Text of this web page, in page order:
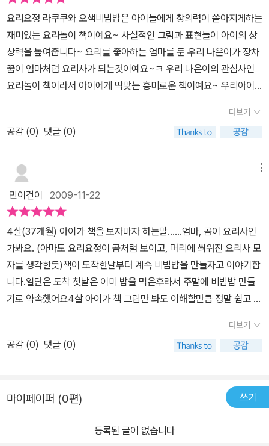
이 따로 무슨 활동할까 고민하지 않아도 될 것 같아요.아이들이 먼저
나서서 비빔밥을 만들겠다고 하네요.^^전 하얀 밥이 푸른하늘의 구름
인듯 보이는 페이지가 너무 예뻤어요.5가지 재료들 사실 비빔밥 재료
치고는 너무 쉽고매운 고추장도 잘 먹을지 궁금한데오늘 저녁은 오색
비빔밥 만들어 먹어야겠어요.예쁜 색감과 간단한 스토리로 아이들이
대단한 집중력을 보이는 책,요리요정 라쿠쿠와 오색비빔밥입니다.ht
요리요정 라쿠쿠와 오색비빔밥은 아이들에게 창의력이 쏟아지게하는
재미있는 요리놀이 책이예요~ 사실적인 그림과 표현들이 아이의 상
상력을 높여줍니다~ 요리를 좋아하는 엄마를 둔 우리 나은이가 장차
꿈이 엄마처럼 요리사가 되는것이예요~ㅋ 우리 나은이의 관심사인
요리놀이 책이라서 아이에게 딱맞는 흥미로운 책이예요~ 우리아이
바래봅니다~^^요리요정 라쿠쿠에 냉장고안에는 다양한 색깔, 모양,
재료들이 가득해요~ 오늘 메뉴는 알록달록한 예쁜 밥이예요~ 재료
들이 그림이 아닌 실사라서 아이들에게 사실적으로 다가옵니다^^ 라
쿠쿠는 하얀밥과 초록색 야채들 고추장으로 무엇을 만들까요??? 여
기서 아이에게 요리가 뭘까? 상상을하게 만들어주세요!! 맞아요!! 오
늘의 요리는 알록달록한 오색 비빔밥이예요^^ '쿠쿠라라 라쿠쿠 두두
두두 둥!!' 주문을 외면 요리가 시작되요~ 먼저 하늘위에서 구름같은
하얀밥을 지어요~ 하늘위에 하얀밥이 구름처럼 둥실둥실 떠있어요
~!! 이제 하얀밥위에 초록색 야채를 얹어요~ 하얀밥위에.. 초록색 야
채위에 해님같은 노란 달걀을 올려요~!! 꽃잎처럼 예쁜 빨간 고추장
을 뿌려요~~ 이제 바다에서 날아온 까만 김을 뿌려요~!! 드디어 하
늘과 푸른숲, 바다에서 날아온 다양한 재료들로 오색비빔밥이 완성되
었어요~!! 맛있는걸 혼자먹지 않고 친구와 나눠 먹고 싶어하는 착한
라쿠쿠예요~ 비밤밥을 정답게 친구와 같이 섞으면 잘 섞어지겠죠~~
되어서 재미있는 요리놀이를 엄마와 같이 해보면 이책의 완성이 되겠
죠~!! 요리에 관심있어 하는 우리 나은이에게 흥미로운 책이어서 눈
랬어요~!! 어! 비빔밥이 완성되자 엄지손가락을 입에 가져가네요~ 아
더보기
공감 (0) 댓글 (0)
민이건이 2009-11-22
4살(37개월) 아이가 책을 보자마자 하는말......엄마, 곰이 요리사인
가봐요. (아마도 요리요정이 곰처럼 보이고, 머리에 씌워진 요리사 모
자를 생각한듯)책이 도착한날부터 계속 비빔밥을 만들자고 이야기합
니다.일단은 도착 첫날은 이미 밥을 먹은후라서 주말에 비빔밥 만들
기로 약속했어요4살 아이가 책 그림만 봐도 이해할만큼 정말 쉽고 포
라쿠쿠 요정이 예쁜 밥을 만들꺼라고 하지요.어떻게 만들것인지 요리
요정 라쿠쿠가 상상하면서 메모를 해요밥이 그름같이 하얀 밥......초
록숲의 향기가 나는 야채들...상추,호박, 오이...달걀의 노른자가 해님
까만색 김은 시원한 바다에서 왔기에 바다향기가 난답니다.참기름을
비빔밥을비벼먹고책의 마지막 부분에는 비빔밥 만드는 과정을 다시
더보기
공감 (0) 댓글 (0)
마이페이퍼 (0편) 쓰기
등록된 글이 없습니다